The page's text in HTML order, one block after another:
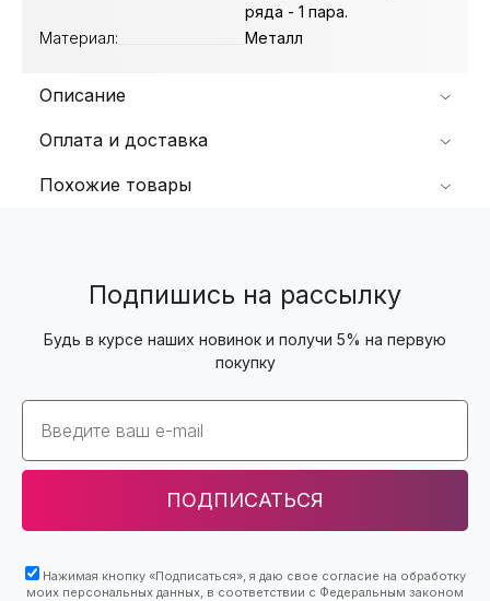
ряда - 1 пара.
Материал:
Металл
Описание
Оплата и доставка
Похожие товары
Подпишись на рассылку
Будь в курсе наших новинок и получи 5% на первую
покупку
Email
ПОДПИСАТЬСЯ
Нажимая кнопку «Подписаться», я даю свое согласие на обработку
моих персональных данных, в соответствии с Федеральным законом